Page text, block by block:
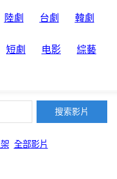
陸劇 台劇 韓劇
短劇 电影 綜藝
全部影片